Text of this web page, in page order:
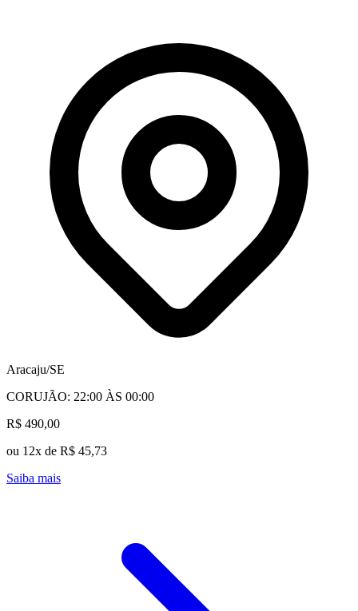
Aracaju/SE
CORUJÃO: 22:00 ÀS 00:00
R$ 490,00
ou 12x de R$ 45,73
Saiba mais